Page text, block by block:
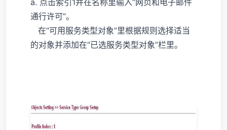
a. 点击索引1并在名称里输入“网页和电子邮件
通行许可”。
在“可用服务类型对象”里根据规则选择适当
的对象并添加在“已选服务类型对象”栏里。